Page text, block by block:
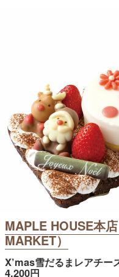
MAPLE HOUSE本
MARKET）
X’mas雪だるまレアチー
4,200円